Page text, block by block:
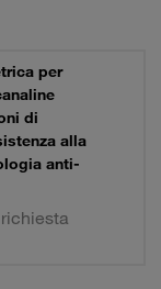
per
di
alla
anti-